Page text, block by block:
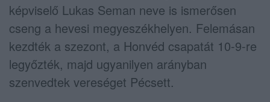
képviselő Lukas Seman neve is ismerősen
cseng a hevesi megyeszékhelyen. Felemásan
kezdték a szezont, a Honvéd csapatát 10-9-re
legyőzték, majd ugyanilyen arányban
szenvedtek vereséget Pécsett.